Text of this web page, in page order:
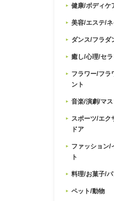
健康/ボディケ
美容/エステ/
ダンス/フラダ
癒し/心理/セ
フラワー/フラ
ント
音楽/演劇/マス
スポーツ/エク
ドア
ファッション/
ト
料理/お菓子/
ペット/動物